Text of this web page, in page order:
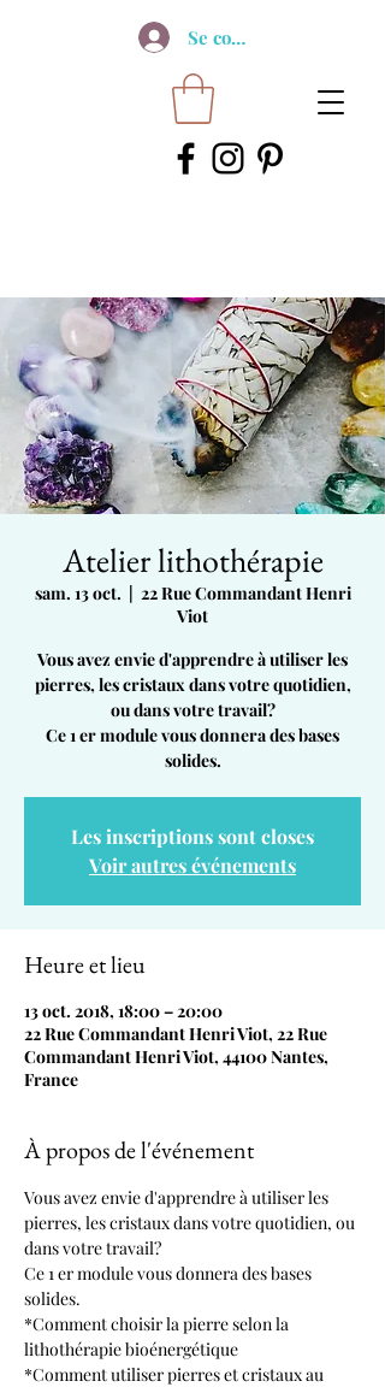
Se connecter
Atelier lithothérapie
sam. 13 oct.
  |
22 Rue Commandant Henri
Viot
Vous avez envie d'apprendre à utiliser les
pierres, les cristaux dans votre quotidien,
ou dans votre travail?
Ce 1 er module vous donnera des bases
solides.
Les inscriptions sont closes
Voir autres événements
Heure et lieu
13 oct. 2018, 18:00 – 20:00
22 Rue Commandant Henri Viot, 22 Rue
Commandant Henri Viot, 44100 Nantes,
France
À propos de l'événement
Vous avez envie d'apprendre à utiliser les
pierres, les cristaux dans votre quotidien, ou
dans votre travail?
Ce 1 er module vous donnera des bases
solides.
*Comment choisir la pierre selon la
lithothérapie bioénergétique
*Comment utiliser pierres et cristaux au